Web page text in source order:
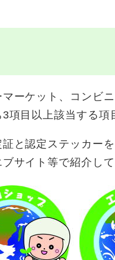
ーケット、コンビ
項目以上該当する項
と認定ステッカー
サイト等で紹介して